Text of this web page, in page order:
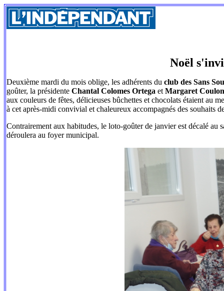
Noël
Deuxième mardi du mois oblige, les adhérents du club des Sans
goûter, la présidente Chantal Colomes Ortega et Margaret
aux couleurs de fêtes, délicieuses bûchettes et chocolats étaient au
à cet après-midi convivial et chaleureux accompagnés des souhaits
Contrairement aux habitudes, le loto-goûter de janvier est décalé au
déroulera au foyer municipal.